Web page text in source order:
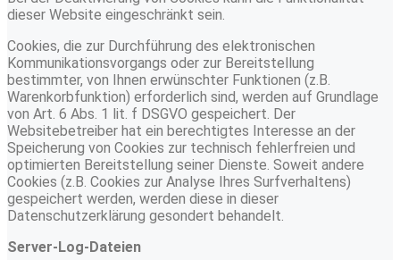
dieser Website eingeschränkt sein.
Cookies, die zur Durchführung des elektronischen
Kommunikationsvorgangs oder zur Bereitstellung
bestimmter, von Ihnen erwünschter Funktionen (z.B.
Warenkorbfunktion) erforderlich sind, werden auf Grundlage
von Art. 6 Abs. 1 lit. f DSGVO gespeichert. Der
Websitebetreiber hat ein berechtigtes Interesse an der
Speicherung von Cookies zur technisch fehlerfreien und
optimierten Bereitstellung seiner Dienste. Soweit andere
Cookies (z.B. Cookies zur Analyse Ihres Surfverhaltens)
gespeichert werden, werden diese in dieser
Datenschutzerklärung gesondert behandelt.
Server-Log-Dateien